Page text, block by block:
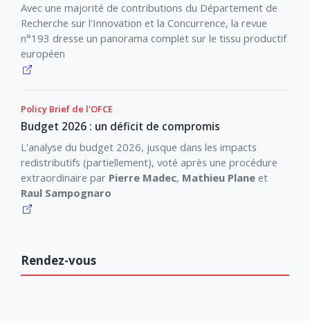
Avec une majorité de contributions du Département de
Recherche sur l'Innovation et la Concurrence, la revue
n°193 dresse un panorama complet sur le tissu productif
européen
Policy Brief de l'OFCE
Budget 2026 : un déficit de compromis
L'analyse du budget 2026, jusque dans les impacts
redistributifs (partiellement), voté après une procédure
extraordinaire par Pierre Madec, Mathieu Planeet
Raul Sampognaro
Rendez-vous